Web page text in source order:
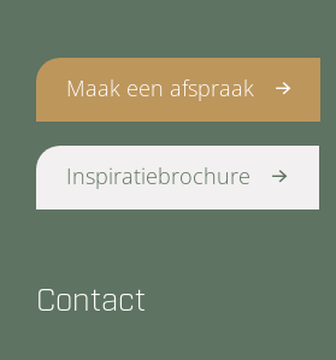
Maak een afspraak
Inspiratiebrochure
Contact